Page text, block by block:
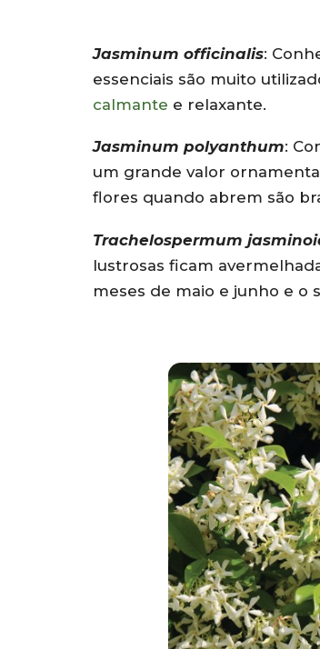
Jasminum officinalis:
essenciais são muito
calmante e relaxante.
Jasminum polyanthum:
um grande valor
flores quando abrem são
Trachelospermum
lustrosas ficam
meses de maio e junho e o